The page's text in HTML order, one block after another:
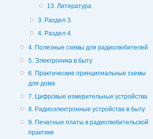
13. Литература
3. Раздел 3.
4. Раздел 4.
4. Полезные схемы для радиолюбителей
5. Электроника в быту
6. Практические принципиальные схемы
для дома
7. Цифровые измерительные устройства
8. Радиоэлектронные устройства в быту
9. Печатные платы в радиолюбительской
практике